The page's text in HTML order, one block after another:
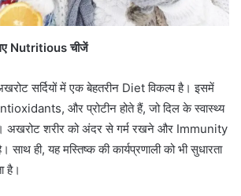
Nutritious चीजें
सर्दियों में एक बेहतरीन Diet विकल्प है। इसमें
और प्रोटीन होते हैं, जो दिल के स्वास्थ्य
अखरोट शरीर को अंदर से गर्म रखने और Immunity
ही, यह मस्तिष्क की कार्यप्रणाली को भी सुधारता
है।